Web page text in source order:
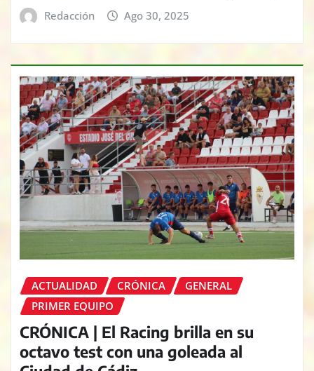
Redacción Ago 30, 2025
ACTUALIDAD CRÓNICA
GENERAL
PRIMER EQUIPO
CRÓNICA | El Racing brilla en su
octavo test con una goleada al